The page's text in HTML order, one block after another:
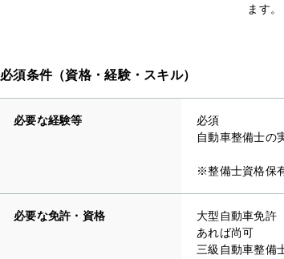
変
必須条件（資格・経験・スキル）
必要な経験等
必須
自動車整備士の
※整備士資格保
必要な免許・資格
大型自動車免許
あれば尚可
三級自動車整備